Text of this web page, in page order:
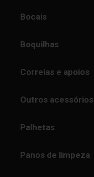
Bocais
Boquilhas
Correias e apoios
Outros acessórios
Palhetas
Panos de limpeza